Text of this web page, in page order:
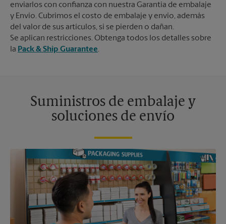
enviarlos con confianza con nuestra Garantía de embalaje
y Envío. Cubrimos el costo de embalaje y envío, además
del valor de sus artículos, si se pierden o dañan.
Se aplican restricciones. Obtenga todos los detalles sobre
la Pack & Ship Guarantee.
Suministros de embalaje y
soluciones de envío